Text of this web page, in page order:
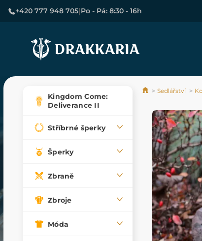
+420 777 948 705|Po - Pá: 8:30 - 16h
Kingdom Come:
Deliverance II
Stříbrné šperky
Šperky
Zbraně
Zbroje
Móda
Sedlářství